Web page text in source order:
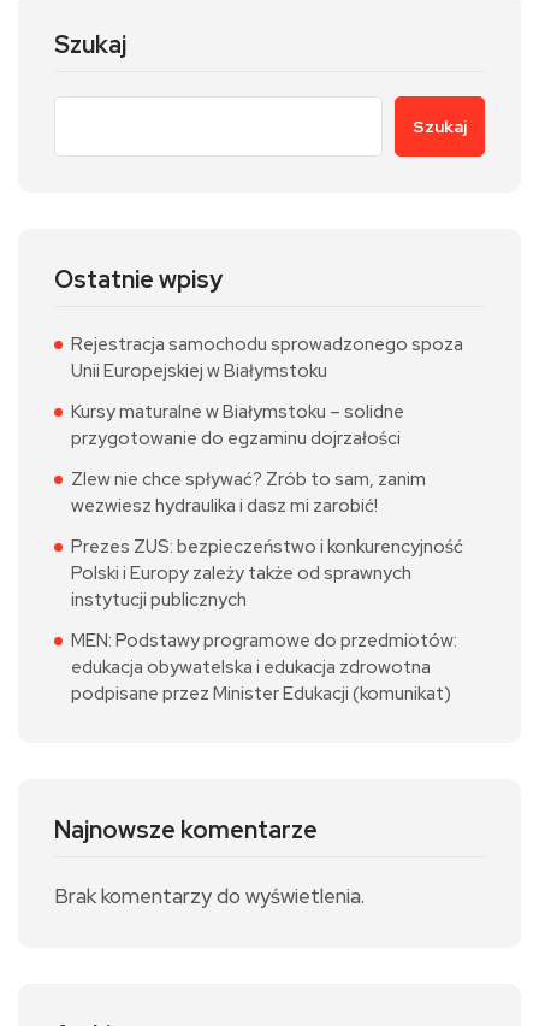
Szukaj
Szukaj
Ostatnie wpisy
Rejestracja samochodu sprowadzonego spoza
Unii Europejskiej w Białymstoku
Kursy maturalne w Białymstoku – solidne
przygotowanie do egzaminu dojrzałości
Zlew nie chce spływać? Zrób to sam, zanim
wezwiesz hydraulika i dasz mi zarobić!
Prezes ZUS: bezpieczeństwo i konkurencyjność
Polski i Europy zależy także od sprawnych
instytucji publicznych
MEN: Podstawy programowe do przedmiotów:
edukacja obywatelska i edukacja zdrowotna
podpisane przez Minister Edukacji (komunikat)
Najnowsze komentarze
Brak komentarzy do wyświetlenia.